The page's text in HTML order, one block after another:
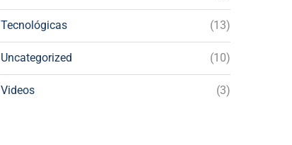
Tecnológicas (13)
Uncategorized (10)
Videos (3)